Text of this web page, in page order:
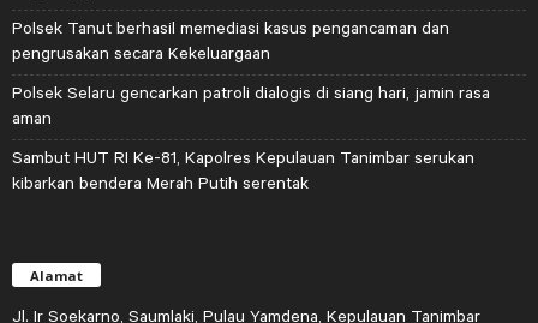
Polsek Tanut berhasil memediasi kasus pengancaman dan
pengrusakan secara Kekeluargaan
Polsek Selaru gencarkan patroli dialogis di siang hari, jamin rasa
aman
Sambut HUT RI Ke-81, Kapolres Kepulauan Tanimbar serukan
kibarkan bendera Merah Putih serentak
Alamat
Jl. Ir Soekarno, Saumlaki, Pulau Yamdena, Kepulauan Tanimbar